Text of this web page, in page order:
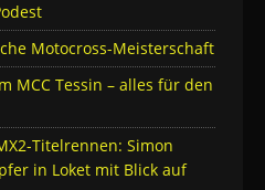
Motocross-Meisterschaft
MCC Tessin – alles für den
Titelrennen: Simon
in Loket mit Blick auf